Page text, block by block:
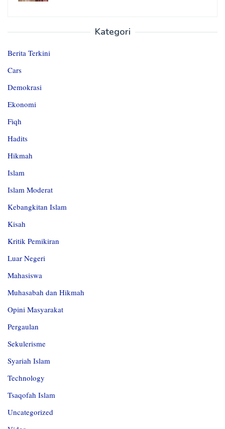
Kategori
Berita Terkini
Cars
Demokrasi
Ekonomi
Fiqh
Hadits
Hikmah
Islam
Islam Moderat
Kebangkitan Islam
Kisah
Kritik Pemikiran
Luar Negeri
Mahasiswa
Muhasabah dan Hikmah
Opini Masyarakat
Pergaulan
Sekulerisme
Syariah Islam
Technology
Tsaqofah Islam
Uncategorized